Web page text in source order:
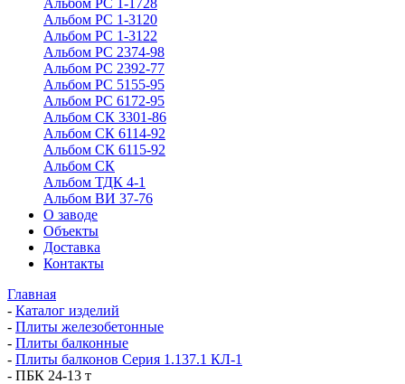
Альбом РС 1-1728
Альбом РС 1-3120
Альбом РС 1-3122
Альбом РС 2374-98
Альбом РС 2392-77
Альбом РС 5155-95
Альбом РС 6172-95
Альбом СК 3301-86
Альбом СК 6114-92
Альбом СК 6115-92
Альбом СК
Альбом ТДК 4-1
Альбом ВИ 37-76
О заводе
Объекты
Доставка
Контакты
Главная
- Каталог изделий
- Плиты железобетонные
- Плиты балконные
- Плиты балконов Серия 1.137.1 КЛ-1
- ПБК 24-13 т